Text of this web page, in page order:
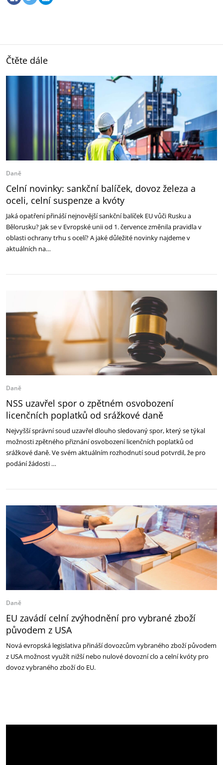
Čtěte dále
Daně
Celní novinky: sankční balíček, dovoz železa a
oceli, celní suspenze a kvóty
Jaká opatření přináší nejnovější sankční balíček EU vůči Rusku a
Bělorusku? Jak se v Evropské unii od 1. července změnila pravidla v
oblasti ochrany trhu s ocelí? A jaké důležité novinky najdeme v
aktuálních na…
Daně
NSS uzavřel spor o zpětném osvobození
licenčních poplatků od srážkové daně
Nejvyšší správní soud uzavřel dlouho sledovaný spor, který se týkal
možnosti zpětného přiznání osvobození licenčních poplatků od
srážkové daně. Ve svém aktuálním rozhodnutí soud potvrdil, že pro
podání žádosti …
Daně
EU zavádí celní zvýhodnění pro vybrané zboží
původem z USA
Nová evropská legislativa přináší dovozcům vybraného zboží původem
z USA možnost využít nižší nebo nulové dovozní clo a celní kvóty pro
dovoz vybraného zboží do EU.